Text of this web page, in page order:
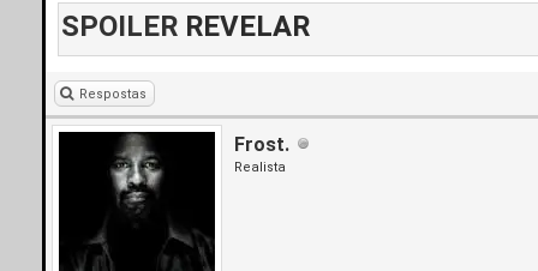
SPOILER REVELAR
Respostas
Frost.
Realista